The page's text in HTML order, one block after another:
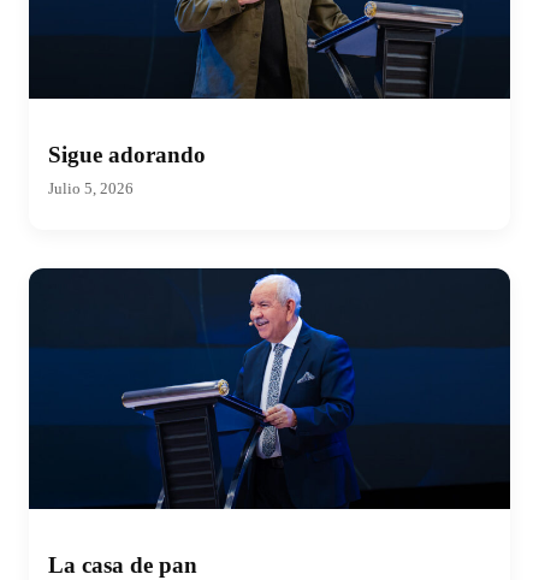
Sigue adorando
Julio 5, 2026
La casa de pan